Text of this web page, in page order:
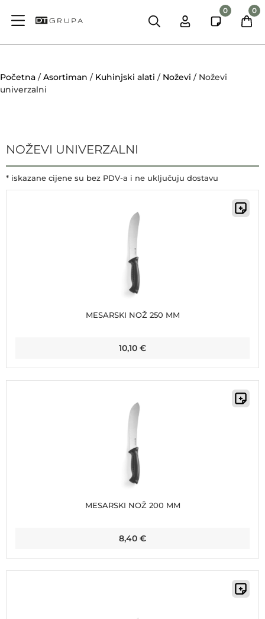
0 0
Početna /Asortiman / Kuhinjski alati / Noževi / Noževi
univerzalni
NOŽEVI UNIVERZALNI
* iskazane cijene su bez PDV-a i ne uključuju dostavu
MESARSKI NOŽ 250 MM
10,10 €
MESARSKI NOŽ 200 MM
8,40 €